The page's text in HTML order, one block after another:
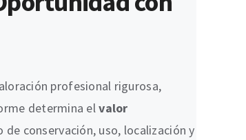
profesional rigurosa,
determina elvalor
conservación, uso, localización y